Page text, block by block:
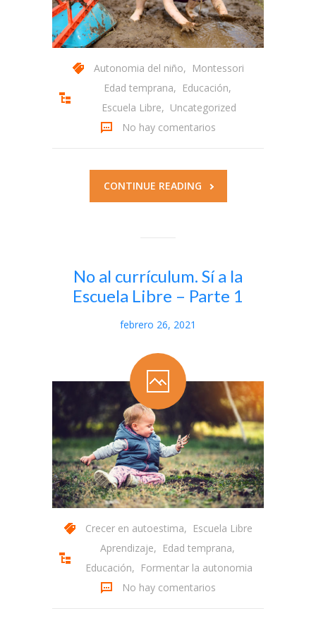
-- Solicitud
Autonomia del niño, Montessori
Edad temprana, Educación,
Escuela Libre, Uncategorized
No hay comentarios
CONTINUE READING
No al currículum. Sí a la
Escuela Libre – Parte 1
febrero 26, 2021
Crecer en autoestima, Escuela Libre
Aprendizaje, Edad temprana,
Educación, Formentar la autonomia
No hay comentarios